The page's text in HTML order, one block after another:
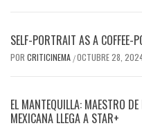
SELF-PORTRAIT AS A COFFEE-
POR CRITICINEMA /OCTUBRE 28,
EL MANTEQUILLA: MAESTRO
MEXICANA LLEGA A STAR+